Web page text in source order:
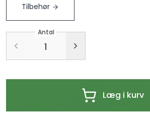
Tilbehør
Antal
Læg i kurv